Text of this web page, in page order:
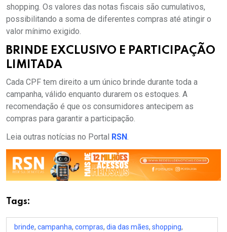
shopping. Os valores das notas fiscais são cumulativos,
possibilitando a soma de diferentes compras até atingir o
valor mínimo exigido.
BRINDE EXCLUSIVO E PARTICIPAÇÃO
LIMITADA
Cada CPF tem direito a um único brinde durante toda a
campanha, válido enquanto durarem os estoques. A
recomendação é que os consumidores antecipem as
compras para garantir a participação.
Leia outras notícias no Portal RSN.
Tags:
brinde, campanha, compras, dia das mães, shopping,